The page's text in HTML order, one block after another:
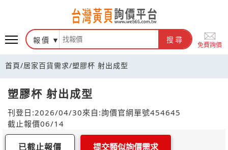
報價 搜尋
免費詢價
首頁/居家百貨需求/塑膠杯 射出成型
塑膠杯 射出成型
刊登日:2026/04/30來自:詢價官網單號454645
截止報價06/14
已截止報價 提交類似詢價需求